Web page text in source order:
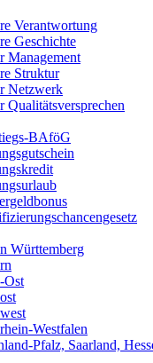
Verantwortung
Geschichte
Management
Struktur
Netzwerk
Qualitätsversprechen
BAföG
Württemberg
Ost
Westfalen
Pfalz, Saarland,